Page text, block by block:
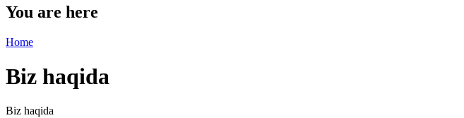
You are here
Home
Biz haqida
Biz haqida